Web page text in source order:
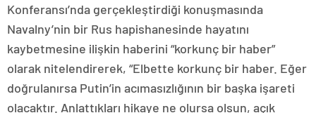
Konferansı’nda gerçekleştirdiği konuşmasında
Navalny’nin bir Rus hapishanesinde hayatını
kaybetmesine ilişkin haberini “korkunç bir haber”
olarak nitelendirerek, “Elbette korkunç bir haber. Eğer
doğrulanırsa Putin’in acımasızlığının bir başka işareti
olacaktır. Anlattıkları hikaye ne olursa olsun, açık